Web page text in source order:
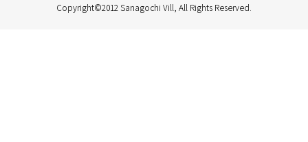
Copyright©2012 Sanagochi Vill, All Rights Reserved.